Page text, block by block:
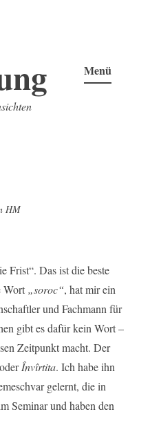
Menü
HM
Frist“. Das ist die beste
Wort „soroc“, hat mir ein
und Fachmann für
gibt es dafür kein Wort –
Zeitpunkt macht. Der
oderÎnvîrtita. Ich habe ihn
gelernt, die in
Seminar und haben den